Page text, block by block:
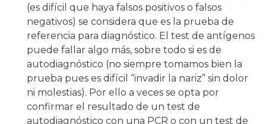
(es difícil que haya falsos positivos o falsos
negativos) se considera que es la prueba de
referencia para diagnóstico. El test de antígenos
puede fallar algo más, sobre todo si es de
autodiagnóstico (no siempre tomamos bien la
prueba pues es difícil “invadir la nariz” sin dolor
ni molestias). Por ello a veces se opta por
confirmar el resultado de un test de
autodiagnóstico con una PCR o con un test de